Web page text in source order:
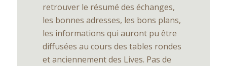
retrouver le résumé des échanges,
les bonnes adresses, les bons plans,
les informations qui auront pu être
diffusées au cours des tables rondes
et anciennement des Lives. Pas de